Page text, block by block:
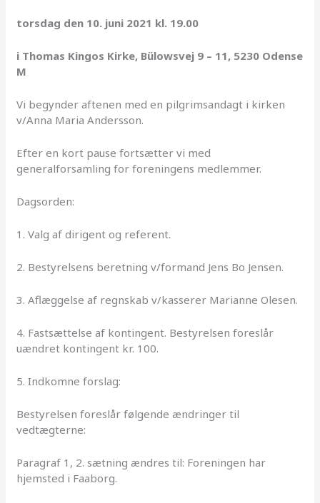
torsdag den 10. juni 2021 kl. 19.00
i Thomas Kingos Kirke, Bülowsvej 9 – 11, 5230 Odense
M
Vi begynder aftenen med en pilgrimsandagt i kirken
v/Anna Maria Andersson.
Efter en kort pause fortsætter vi med
generalforsamling for foreningens medlemmer.
Dagsorden:
1. Valg af dirigent og referent.
2. Bestyrelsens beretning v/formand Jens Bo Jensen.
3. Aflæggelse af regnskab v/kasserer Marianne Olesen.
4. Fastsættelse af kontingent. Bestyrelsen foreslår
uændret kontingent kr. 100.
5. Indkomne forslag:
Bestyrelsen foreslår følgende ændringer til
vedtægterne:
Paragraf 1, 2. sætning ændres til: Foreningen har
hjemsted i Faaborg.